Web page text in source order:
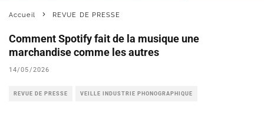
Accueil REVUE DE PRESSE
Comment Spotify fait de la musique une
marchandise comme les autres
14/05/2026
REVUE DE PRESSE VEILLE INDUSTRIE PHONOGRAPHIQUE